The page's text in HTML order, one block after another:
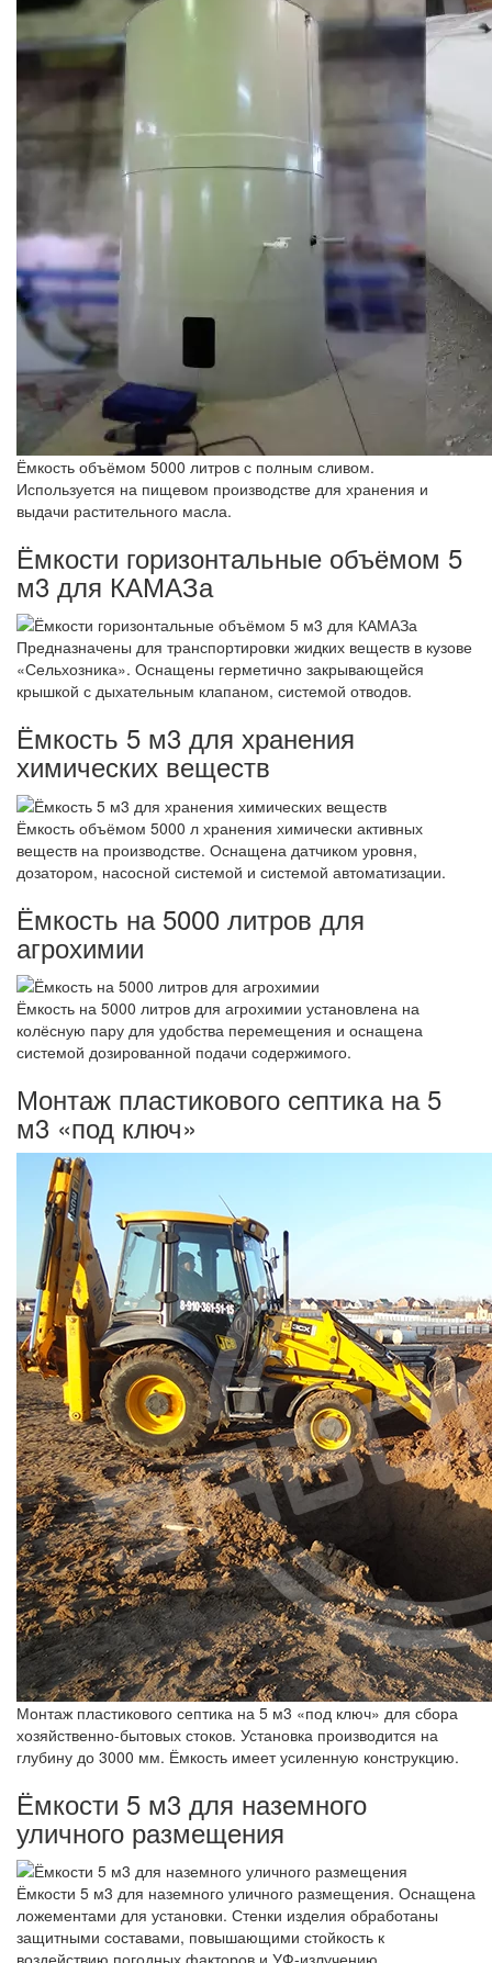
Ёмкость объёмом 5000 литров с полным сливом.
Используется на пищевом производстве для хранения и
выдачи растительного масла.
Ёмкости горизонтальные объёмом 5
м3 для КАМАЗа
Предназначены для транспортировки жидких веществ в кузове
«Сельхозника». Оснащены герметично закрывающейся
крышкой с дыхательным клапаном, системой отводов.
Ёмкость 5 м3 для хранения
химических веществ
Ёмкость объёмом 5000 л хранения химически активных
веществ на производстве. Оснащена датчиком уровня,
дозатором, насосной системой и системой автоматизации.
Ёмкость на 5000 литров для
агрохимии
Ёмкость на 5000 литров для агрохимии установлена на
колёсную пару для удобства перемещения и оснащена
системой дозированной подачи содержимого.
Монтаж пластикового септика на 5
м3 «под ключ»
Монтаж пластикового септика на 5 м3 «под ключ» для сбора
хозяйственно-бытовых стоков. Установка производится на
глубину до 3000 мм. Ёмкость имеет усиленную конструкцию.
Ёмкости 5 м3 для наземного
уличного размещения
Ёмкости 5 м3 для наземного уличного размещения. Оснащена
ложементами для установки. Стенки изделия обработаны
защитными составами, повышающими стойкость к